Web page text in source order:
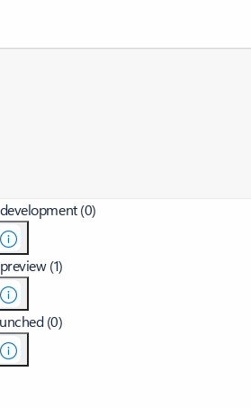
(0)
(1)
(0)